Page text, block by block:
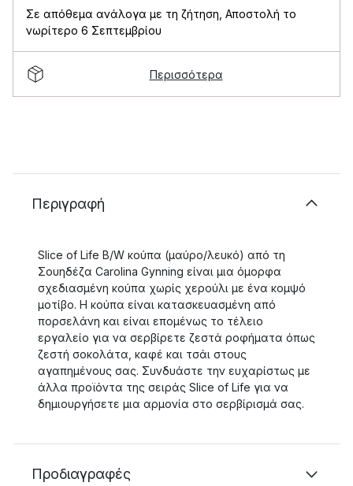
Σε απόθεμα ανάλογα με τη ζήτηση Αποστολή το
νωρίτερο 6 Σεπτεμβρίου
Περισσότερα
Περιγραφή
Slice of Life B/W κούπα (μαύρο/λευκό) από τη
Σουηδέζα Carolina Gynning είναι μια όμορφα
σχεδιασμένη κούπα χωρίς χερούλι με ένα κομψό
μοτίβο. Η κούπα είναι κατασκευασμένη από
πορσελάνη και είναι επομένως το τέλειο
εργαλείο για να σερβίρετε ζεστά ροφήματα όπως
ζεστή σοκολάτα, καφέ και τσάι στους
αγαπημένους σας. Συνδυάστε την ευχαρίστως με
άλλα προϊόντα της σειράς Slice of Life για να
δημιουργήσετε μια αρμονία στο σερβίρισμά σας.
Προδιαγραφές